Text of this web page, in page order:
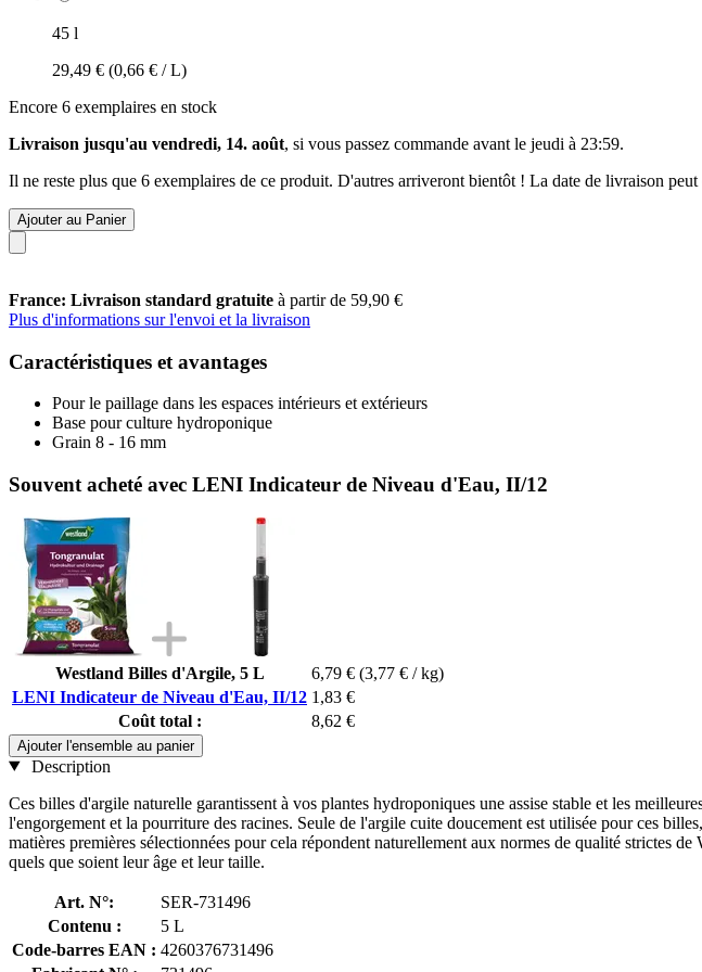
45 l
29,49 € (0,66 € / L)
Encore 6 exemplaires en stock
Livraison jusqu'au vendredi, 14. août, si vous passez commande avant le jeudi à 23:59.
Il ne reste plus que 6 exemplaires de ce produit. D'autres arriveront bientôt ! La date de livraison
Ajouter au Panier
France: Livraison standard gratuite à partir de 59,90 €
Plus d'informations sur l'envoi et la livraison
Caractéristiques et avantages
Pour le paillage dans les espaces intérieurs et extérieurs
Base pour culture hydroponique
Grain 8 - 16 mm
Souvent acheté avec LENI Indicateur de Niveau d'Eau, II/12
Westland Billes d'Argile, 5 L 6,79 € (3,77 € / kg)
LENI Indicateur de Niveau d'Eau, II/12 1,83 €
Coût total :
8,62 €
Ajouter l'ensemble au panier
Description
Ces billes d'argile naturelle garantissent à vos plantes hydroponiques une assise stable et les
l'engorgement et la pourriture des racines. Seule de l'argile cuite doucement est utilisée pour ces
matières premières sélectionnées pour cela répondent naturellement aux normes de qualité strictes
quels que soient leur âge et leur taille.
Art. N°:
SER-731496
Contenu :
5 L
Code-barres EAN : 4260376731496